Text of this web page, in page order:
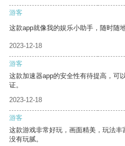
游客
这款app就像我的娱乐小助手，随时随
2023-12-18
游客
这款加速器app的安全性有待提高，可
证。
2023-12-18
游客
这款游戏非常好玩，画面精美，玩法
没有玩腻。